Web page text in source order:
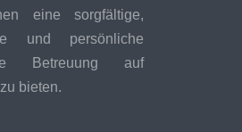
eine sorgfältige,
und persönliche
Betreuung auf
bieten.